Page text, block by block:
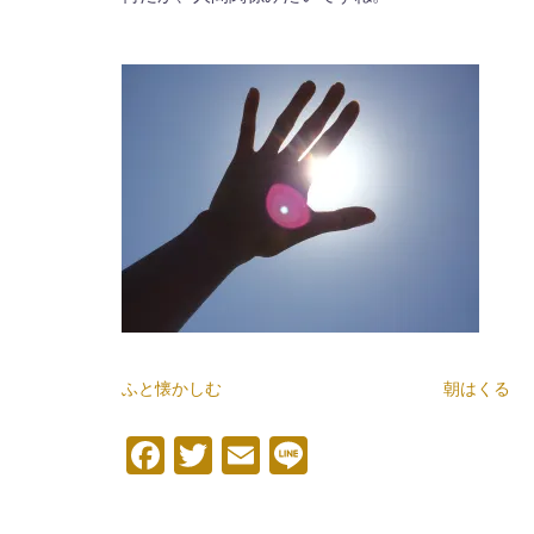
ふと懐かしむ 朝はくる
Facebook
Twitter
Email